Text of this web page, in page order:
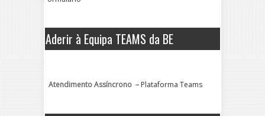
Aderir à Equipa TEAMS da BE
Atendimento Assíncrono – Plataforma Teams